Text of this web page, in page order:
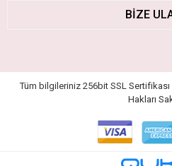
BİZE
Tüm bilgileriniz 256bit SSL Sertifikası
Hakları